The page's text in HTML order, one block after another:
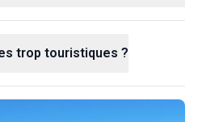
trop touristiques ?